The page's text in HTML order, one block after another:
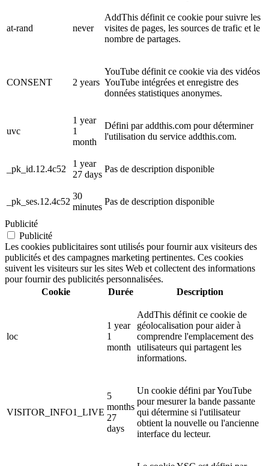
at-rand never
AddThis définit ce cookie pour suivre les
visites de pages, les sources de trafic et le
nombre de partages.
CONSENT 2 years
YouTube définit ce cookie via des vidéos
YouTube intégrées et enregistre des
données statistiques anonymes.
uvc
1 year
1
month
Défini par addthis.com pour déterminer
l'utilisation du service addthis.com.
_pk_id.12.4c52
1 year
27 days
Pas de description disponible
_pk_ses.12.4c52
30
minutes
Pas de description disponible
Publicité
Publicité
Les cookies publicitaires sont utilisés pour fournir aux visiteurs des
publicités et des campagnes marketing pertinentes. Ces cookies
suivent les visiteurs sur les sites Web et collectent des informations
pour fournir des publicités personnalisées.
Cookie
Durée Description
loc
1 year
1
month
AddThis définit ce cookie de
géolocalisation pour aider à
comprendre l'emplacement des
utilisateurs qui partagent les
informations.
VISITOR_INFO1_LIVE
5
months
27
days
Un cookie défini par YouTube
pour mesurer la bande passante
qui détermine si l'utilisateur
obtient la nouvelle ou l'ancienne
interface du lecteur.